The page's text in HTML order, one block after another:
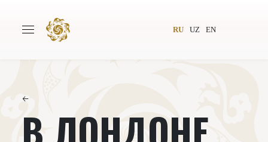
RU UZ EN
Авторы Всемирное общество
←